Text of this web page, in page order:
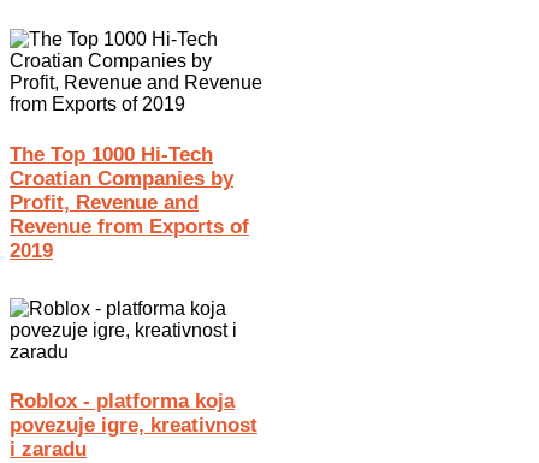
The Top 1000 Hi-Tech
Croatian Companies by
Profit, Revenue and
Revenue from Exports of
2019
Roblox - platforma koja
povezuje igre, kreativnost
i zaradu